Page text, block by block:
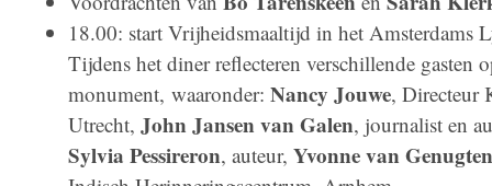
18.00: start Vrijheidsmaaltijd in het Amsterdams
Tijdens het diner reflecteren verschillende gasten
monument, waaronder: Nancy Jouwe, Directeur
Utrecht, John Jansen van Galen, journalist en
Sylvia Pessireron, auteur, Yvonne van